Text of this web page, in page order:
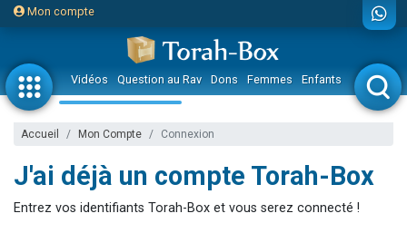
Mon compte
Vidéos Question au Rav Dons Femmes Enfants Etude sur
Accueil Mon Compte Connexion
J'ai déjà un compte Torah-Box
Entrez vos identifiants Torah-Box et vous serez connecté !